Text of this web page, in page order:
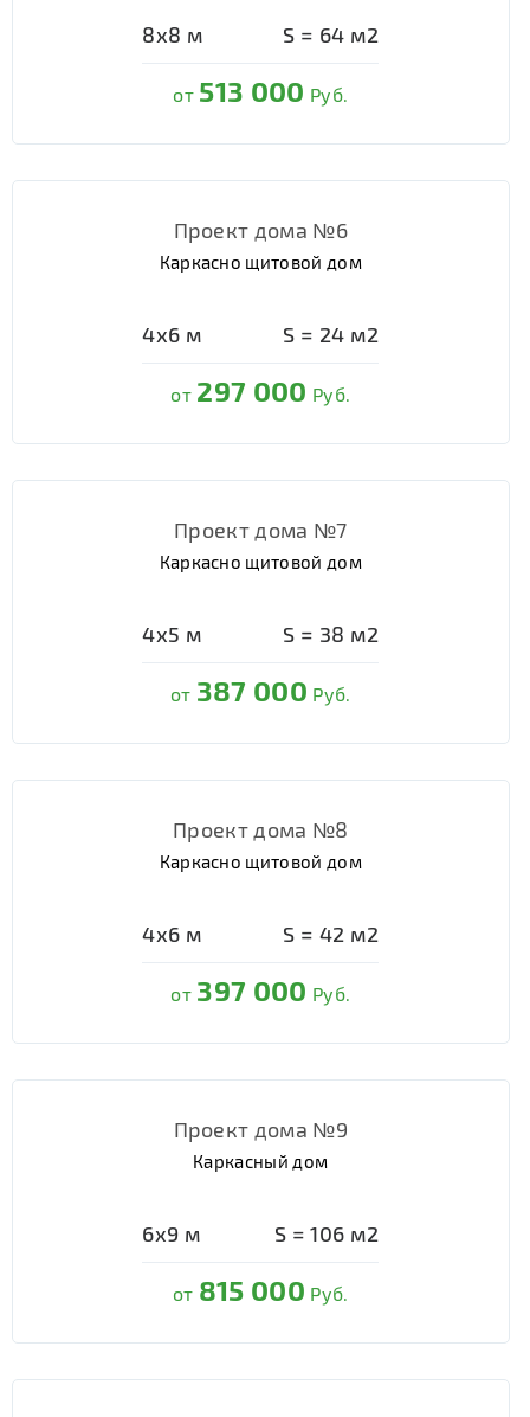
8х8 м S = 64 м2
от 513 000 Руб.
Проект дома №6
Каркасно щитовой дом
4х6 м S = 24 м2
от 297 000 Руб.
Проект дома №7
Каркасно щитовой дом
4х5 м S = 38 м2
от 387 000 Руб.
Проект дома №8
Каркасно щитовой дом
4х6 м S = 42 м2
от 397 000 Руб.
Проект дома №9
Каркасный дом
6х9 м S =106 м2
от 815 000 Руб.